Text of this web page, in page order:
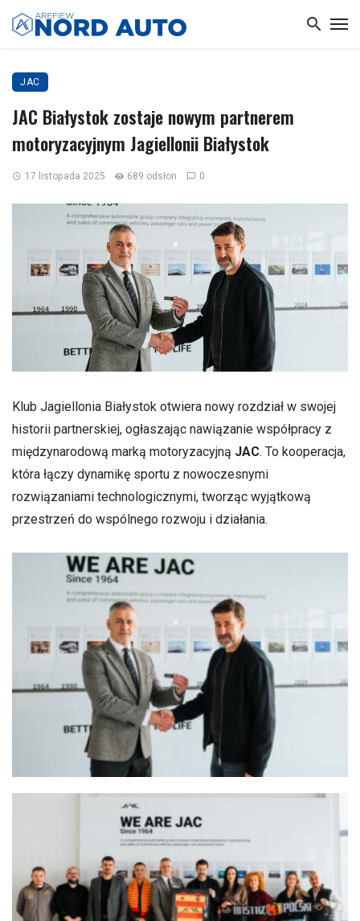
JAC
JAC Białystok zostaje nowym partnerem
motoryzacyjnym Jagiellonii Białystok
17 listopada 2025 689 odsłon 0
Klub Jagiellonia Białystok otwiera nowy rozdział w swojej
historii partnerskiej, ogłaszając nawiązanie współpracy z
międzynarodową marką motoryzacyjną JAC. To kooperacja,
która łączy dynamikę sportu z nowoczesnymi
rozwiązaniami technologicznymi, tworząc wyjątkową
przestrzeń do wspólnego rozwoju i działania.